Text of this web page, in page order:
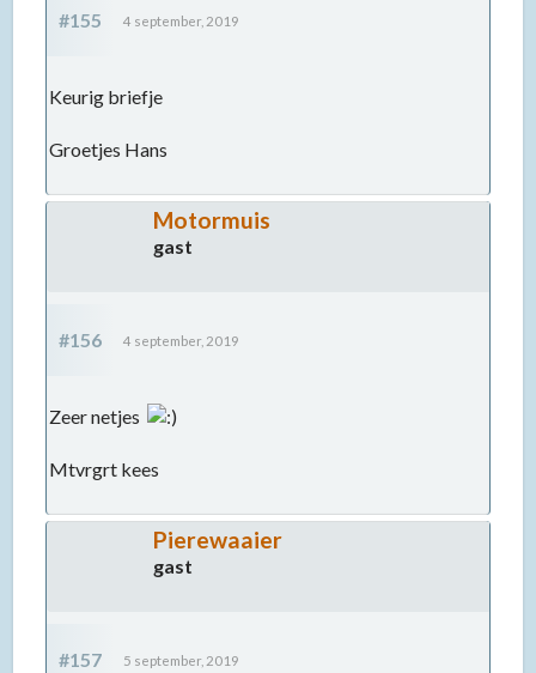
#155 4 september, 2019
Keurig briefje
Groetjes Hans
Motormuis
gast
#156 4 september, 2019
Zeer netjes
Mtvrgrt kees
Pierewaaier
gast
#157 5 september, 2019